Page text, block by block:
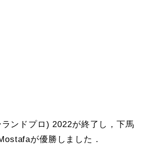
ンドプロ) 2022が終了し，下馬
が優勝しました．